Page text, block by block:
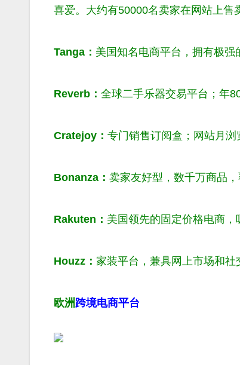
喜爱。大约有50000名卖家在网站上售
Tanga： 美国知名电商平台，拥有极强
Reverb： 全球二手乐器交易平台；年
Cratejoy： 专门销售订阅盒；网站月浏
Bonanza： 卖家友好型，数千万商品，
Rakuten： 美国领先的固定价格电商，
Houzz： 家装平台，兼具网上市场和社
欧洲 跨境电商平台